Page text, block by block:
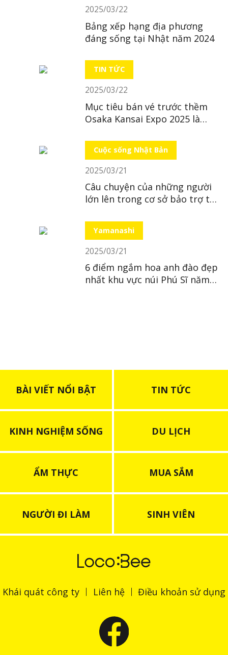
2025/03/22
Bảng xếp hạng địa phương
đáng sống tại Nhật năm 2024
TIN TỨC
2025/03/22
Mục tiêu bán vé trước thềm
Osaka Kansai Expo 2025 là
Cuộc sống Nhật Bản
2025/03/21
Câu chuyện của những người
lớn lên trong cơ sở bảo trợ tại
Yamanashi
2025/03/21
6 điểm ngắm hoa anh đào đẹp
nhất khu vực núi Phú Sĩ năm
BÀI VIẾT NỔI BẬT TIN TỨC
KINH NGHIỆM SỐNG DU LỊCH
ẨM THỰC MUA SẮM
NGƯỜI ĐI LÀM SINH VIÊN
Khái quát công ty Liên hệ Điều khoản sử dụng